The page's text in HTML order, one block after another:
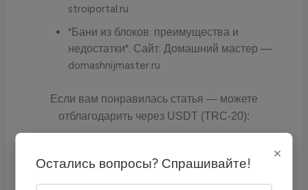
stroiportal.ru
"Бани из блоков: преимущества и
недостатки". Сайт: Домашний мастер —
domashnijmaster.ru
Если вам понравилась статья — можете
отблагодарить через USDT (TRC-20):
×
Остались вопросы? Спрашивайте!